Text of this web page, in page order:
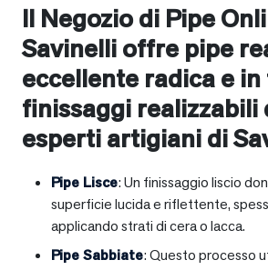
Il Negozio di Pipe
Savinelli offre pipe
eccellente radica e
finissaggi realizzabili
esperti artigiani di
Pipe Lisce: Un finissaggio liscio
superficie lucida e riflettente,
applicando strati di cera o lacca.
Pipe Sabbiate: Questo processo